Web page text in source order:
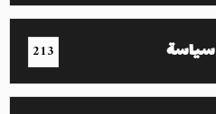
سياسة 213